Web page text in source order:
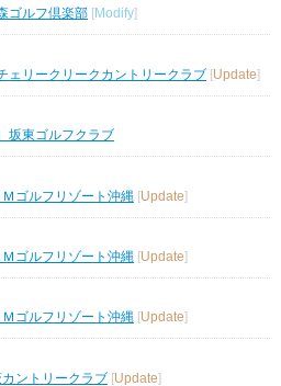
ゴルフ倶楽部
Modify
ェリークリークカントリークラブ [Update]
坂東ゴルフクラブ
ゴルフリゾート沖縄 [Update]
ゴルフリゾート沖縄 [Update]
Ｍゴルフリゾート沖縄 Update
ントリークラブ [Update]